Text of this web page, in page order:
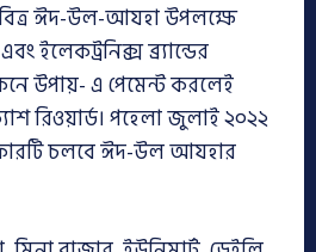
ঈদ-উল-আযহা উপলক্ষে
ইলেকট্রনিক্স ব্র্যান্ডের
উপায়- এ পেমেন্ট করলেই
রিওয়ার্ড। পহেলা জুলাই ২০২২
চলবে ঈদ-উল আযহার